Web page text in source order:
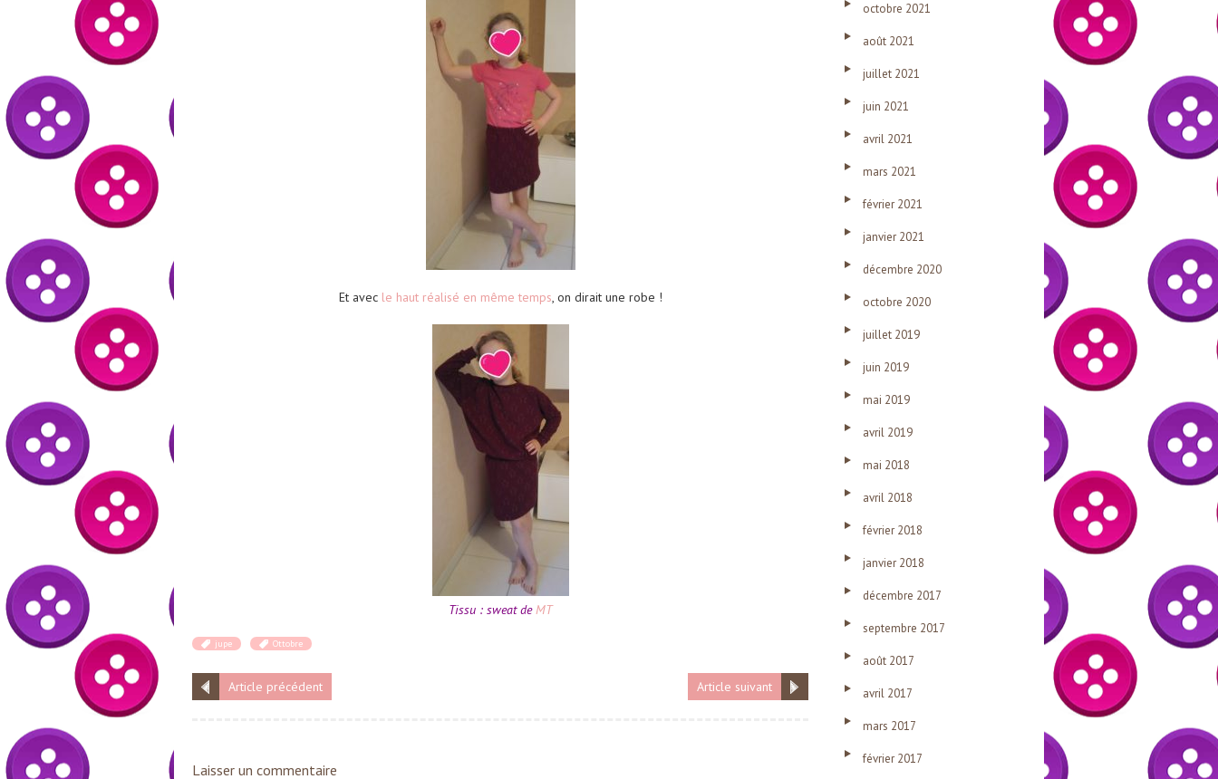
Et avec le haut réalisé en même temps, on dirait une robe !
Tissu : sweat de MT
jupe Ottobre
Article précédent Article suivant
Laisser un commentaire
octobre 2021
août 2021
juillet 2021
juin 2021
avril 2021
mars 2021
février 2021
janvier 2021
décembre 2020
octobre 2020
juillet 2019
juin 2019
mai 2019
avril 2019
mai 2018
avril 2018
février 2018
janvier 2018
décembre 2017
septembre 2017
août 2017
avril 2017
mars 2017
février 2017